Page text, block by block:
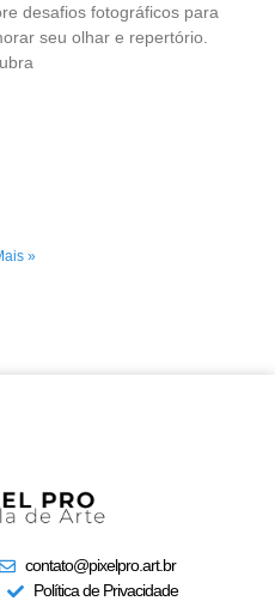
desafios fotográficos para
seu olhar e repertório.
»
contato@pixelpro.art.br
Política de Privacidade